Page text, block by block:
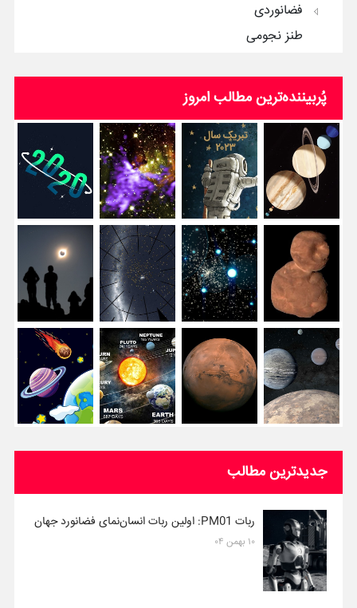
فضانوردی
طنز نجومی
پُربیننده‌ترین‌ مطالب امروز
جدیدترین مطالب
ربات PM01: اولین ربات انسان‌نمای فضانورد جهان
۱۰ بهمن ۰۴